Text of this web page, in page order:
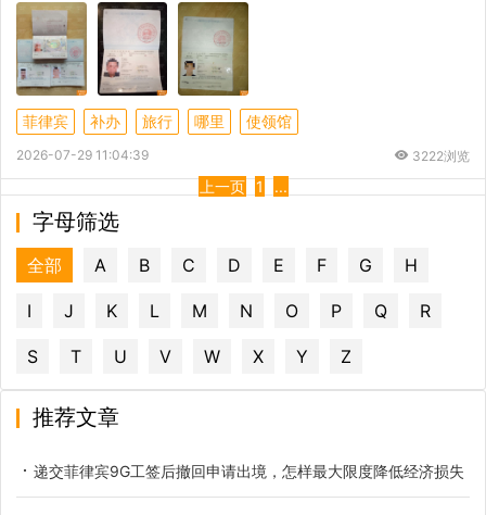
菲律宾 补办 旅行 哪里 使领馆
2026-07-29 11:04:39 3222浏览
上一页 1 ...
字母筛选
全部 A B C D E F G H
I J K L M N O P Q R
S T U V W X Y Z
推荐文章
递交菲律宾9G工签后撤回申请出境，怎样最大限度降低经济损失